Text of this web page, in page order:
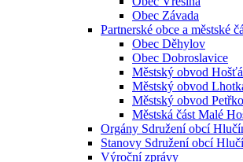
Obec Závada
Partnerské obce a městské
Obec Děhylov
Obec Dobroslavice
Městský obvod
Městský obvod
Městský obvod
Městská část Malé
Orgány Sdružení obcí
Stanovy Sdružení obcí
Výroční zprávy